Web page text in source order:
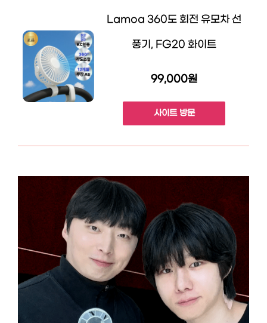
Lamoa 360도 회전 유모차 선
풍기, FG20 화이트
99,000원
사이트 방문